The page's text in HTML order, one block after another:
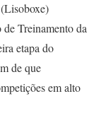
Treinamento da
etapa do
de que
em alto